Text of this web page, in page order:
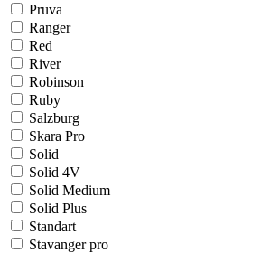
Pruva
Ranger
Red
River
Robinson
Ruby
Salzburg
Skara Pro
Solid
Solid 4V
Solid Medium
Solid Plus
Standart
Stavanger pro